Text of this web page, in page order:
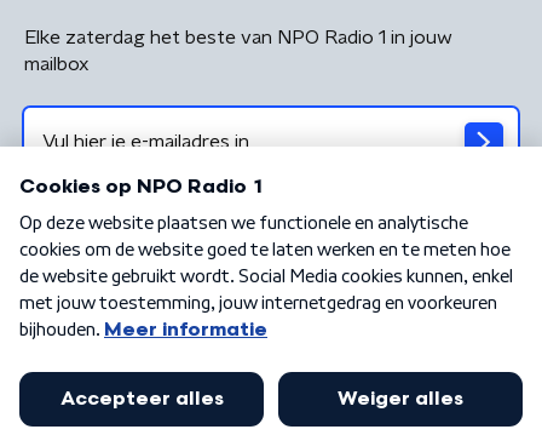
Elke zaterdag het beste van NPO Radio 1 in jouw
mailbox
Algemene voorwaarden